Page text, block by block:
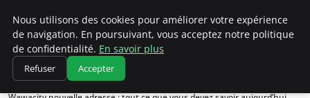
Climatedebtagents
Accueil
Actualités Climatiques
Nous utilisons des cookies pour améliorer votre expérience
de navigation. En poursuivant, vous acceptez notre politique
de confidentialité. En savoir plus
Refuser Accepter